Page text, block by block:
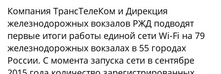
Компания ТрансТелеКом и Дирекция
железнодорожных вокзалов РЖД подводят
первые итоги работы единой сети Wi-Fi на 79
железнодорожных вокзалах в 55 городах
России. С момента запуска сети в сентябре